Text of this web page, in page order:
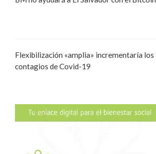
Flexibilización «amplia» incrementaría los
contagios de Covid-19